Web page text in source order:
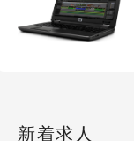
新着求人